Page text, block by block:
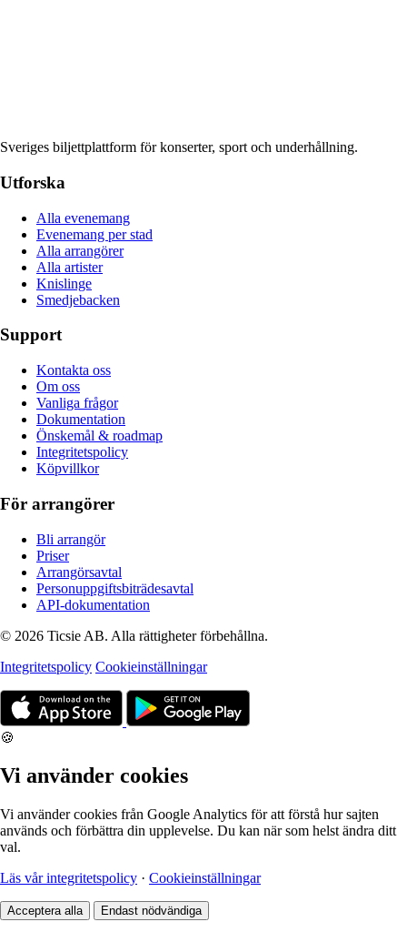
Sveriges biljettplattform för konserter, sport och underhållning.
Utforska
Alla evenemang
Evenemang per stad
Alla arrangörer
Alla artister
Knislinge
Smedjebacken
Support
Kontakta oss
Om oss
Vanliga frågor
Dokumentation
Önskemål & roadmap
Integritetspolicy
Köpvillkor
För arrangörer
Bli arrangör
Priser
Arrangörsavtal
Personuppgiftsbiträdesavtal
API-dokumentation
© 2026 Ticsie AB. Alla rättigheter förbehållna.
Integritetspolicy Cookieinställningar
🍪
Vi använder cookies
Vi använder cookies från Google Analytics för att förstå hur sajten
används och förbättra din upplevelse. Du kan när som helst ändra ditt
val.
Läs vår integritetspolicy · Cookieinställningar
Acceptera alla Endast nödvändiga